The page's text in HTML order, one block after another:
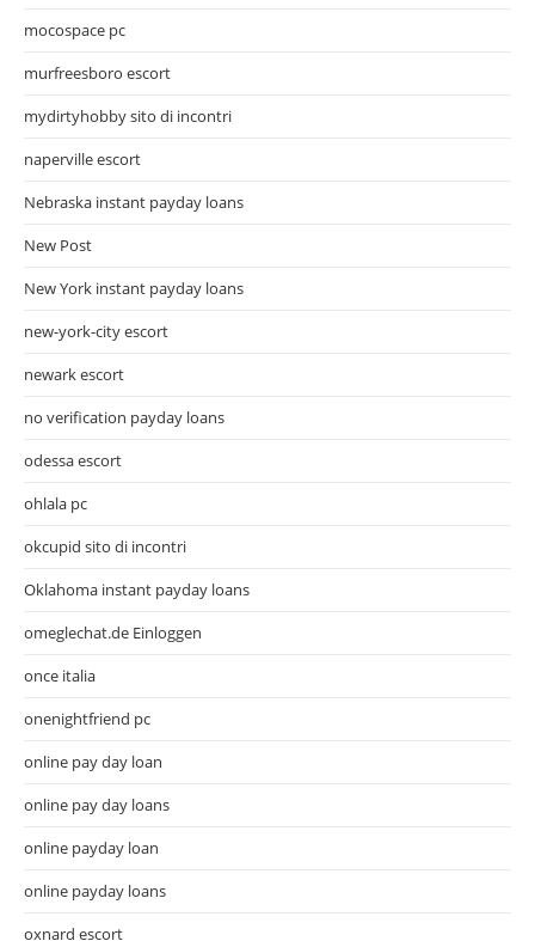
mocospace pc
murfreesboro escort
mydirtyhobby sito di incontri
naperville escort
Nebraska instant payday loans
New Post
New York instant payday loans
new-york-city escort
newark escort
no verification payday loans
odessa escort
ohlala pc
okcupid sito di incontri
Oklahoma instant payday loans
omeglechat.de Einloggen
once italia
onenightfriend pc
online pay day loan
online pay day loans
online payday loan
online payday loans
oxnard escort